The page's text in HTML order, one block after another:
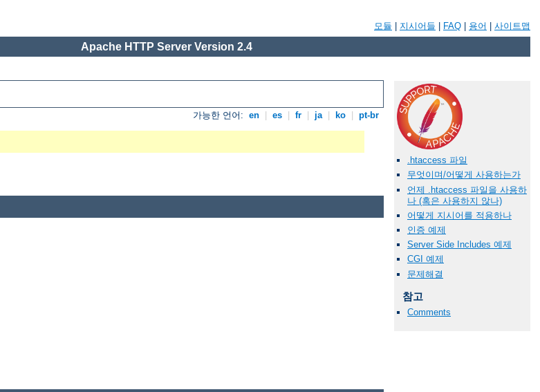
모듈 지시어들 FAQ 용어 사이트맵
Apache HTTP Server Version 2.4
가능한 언어: en es fr ja ko pt-br
.htaccess 파일
무엇이며/어떻게 사용하는가
언제 .htaccess 파일을 사용하
나 (혹은 사용하지 않나)
어떻게 지시어를 적용하나
인증 예제
Server Side Includes 예제
CGI 예제
문제해결
참고
Comments